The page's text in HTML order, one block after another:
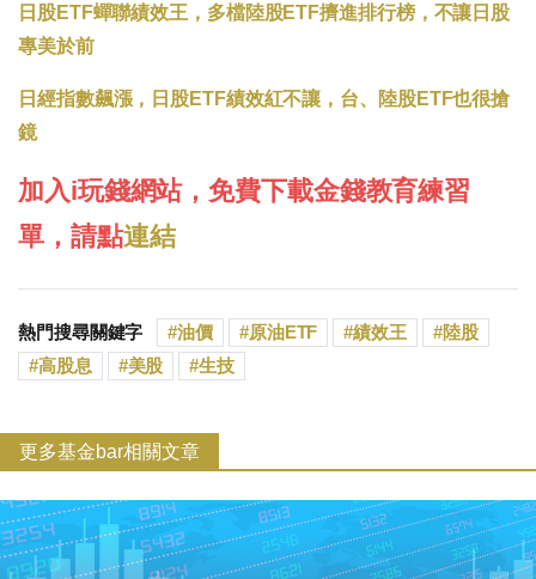
日股ETF蟬聯績效王，多檔陸股ETF擠進排行榜，不讓日股
專美於前
日經指數飆漲，日股ETF績效紅不讓，台、陸股ETF也很搶
鏡
加入i玩錢網站，免費下載金錢教育練習
單，請點連結
熱門搜尋關鍵字 油價 原油ETF 績效王
陸股
高股息
美股 生技
更多基金bar相關文章